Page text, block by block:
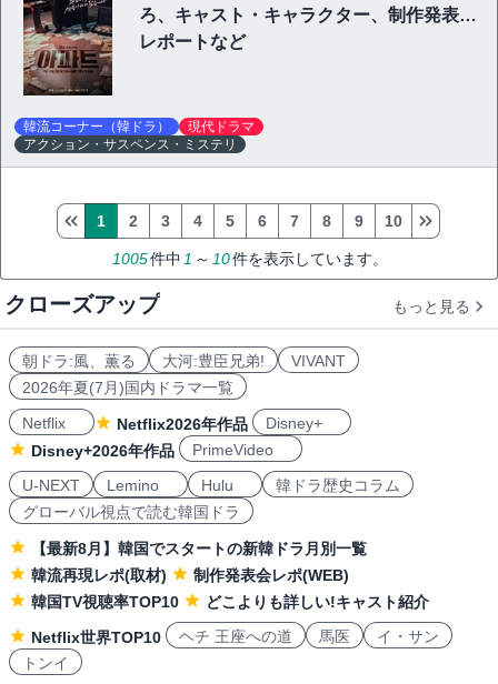
ろ、キャスト・キャラクター、制作発表会
レポートなど
韓流コーナー（韓ドラ）
現代ドラマ
アクション・サスペンス・ミステリ
1005件中 1 ～ 10件を表示しています。
1 2 3 4 5 6 7 8 9 10
クローズアップ もっと見る
朝ドラ:風、薫る 大河:豊臣兄弟!
VIVANT
2026年夏(7月)国内ドラマ一覧
Netflix
Netflix2026年作品
Disney+
Disney+2026年作品
PrimeVideo
U-NEXT
Lemino Hulu
韓ドラ歴史コラム
グローバル視点で読む韓国ドラ
【最新8月】韓国でスタートの新韓ドラ月別一覧
韓流再現レポ(取材)
制作発表会レポ(WEB)
韓国TV視聴率TOP10
どこよりも詳しい!キャスト紹介
Netflix世界TOP10
ヘチ 王座への道 馬医
イ・サン
トンイ